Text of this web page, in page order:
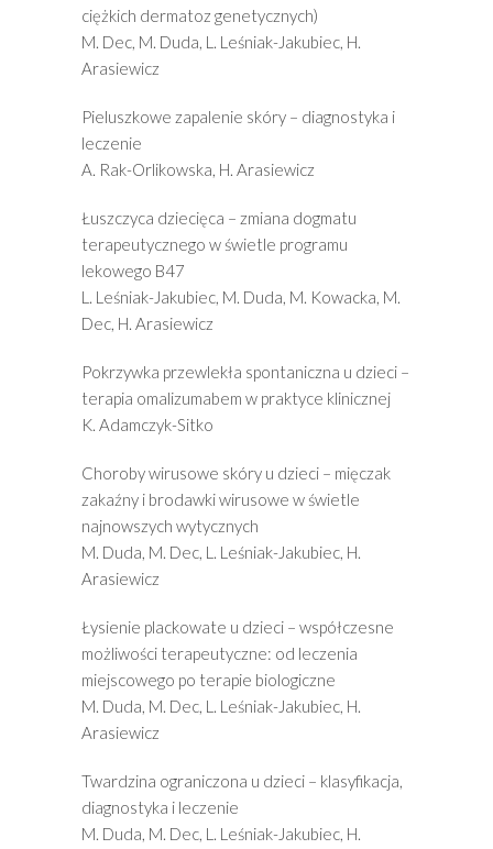
ciężkich dermatoz genetycznych)
M. Dec, M. Duda, L. Leśniak-Jakubiec, H.
Arasiewicz
Pieluszkowe zapalenie skóry – diagnostyka i
leczenie
A. Rak-Orlikowska, H. Arasiewicz
Łuszczyca dziecięca – zmiana dogmatu
terapeutycznego w świetle programu
lekowego B47
L. Leśniak-Jakubiec, M. Duda, M. Kowacka, M.
Dec, H. Arasiewicz
Pokrzywka przewlekła spontaniczna u dzieci –
terapia omalizumabem w praktyce klinicznej
K. Adamczyk-Sitko
Choroby wirusowe skóry u dzieci – mięczak
zakaźny i brodawki wirusowe w świetle
najnowszych wytycznych
M. Duda, M. Dec, L. Leśniak-Jakubiec, H.
Arasiewicz
Łysienie plackowate u dzieci – współczesne
możliwości terapeutyczne: od leczenia
miejscowego po terapie biologiczne
M. Duda, M. Dec, L. Leśniak-Jakubiec, H.
Arasiewicz
Twardzina ograniczona u dzieci – klasyfikacja,
diagnostyka i leczenie
M. Duda, M. Dec, L. Leśniak-Jakubiec, H.